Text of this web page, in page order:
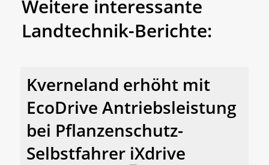
Weitere interessante
Landtechnik-Berichte:
Kverneland erhöht mit
EcoDrive Antriebsleistung
bei Pflanzenschutz-
Selbstfahrer iXdrive